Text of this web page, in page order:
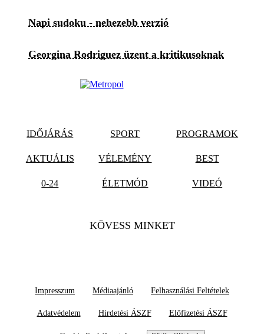
Napi sudoku - nehezebb verzió
Georgina Rodriguez üzent a kritikusoknak
IDŐJÁRÁS SPORT PROGRAMOK
AKTUÁLIS VÉLEMÉNY BEST
0-24 ÉLETMÓD VIDEÓ
KÖVESS MINKET
Impresszum Médiaajánló Felhasználási Feltételek
Adatvédelem Hirdetési ÁSZF Előfizetési ÁSZF